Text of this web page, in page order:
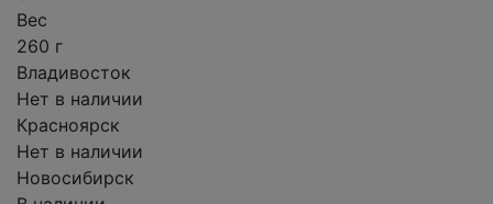
Вес
260 г
Владивосток
Нет в наличии
Красноярск
Нет в наличии
Новосибирск